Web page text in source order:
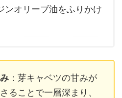
ンオリーブ油をふりかけ
：芽キャベツの甘みが
ることで一層深まり、